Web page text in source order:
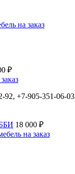
на заказ
₽
92, +7-905-351-06-03
18 000 ₽
на заказ